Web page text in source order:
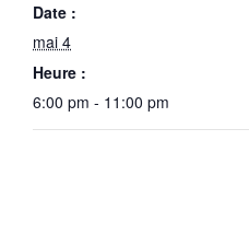
Date :
mai 4
Heure :
6:00 pm - 11:00 pm